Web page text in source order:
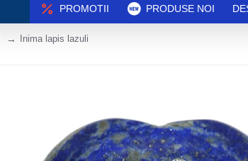
PROMOTII PRODUSE NOI
Inima lapis lazuli